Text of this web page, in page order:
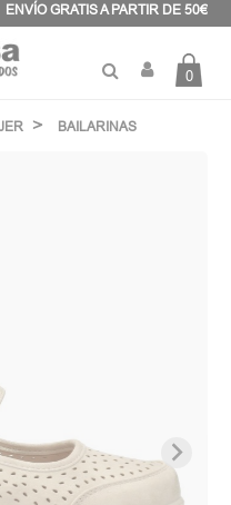
ENVÍO GRATIS A PARTIR DE 50€
0
BAILARINAS